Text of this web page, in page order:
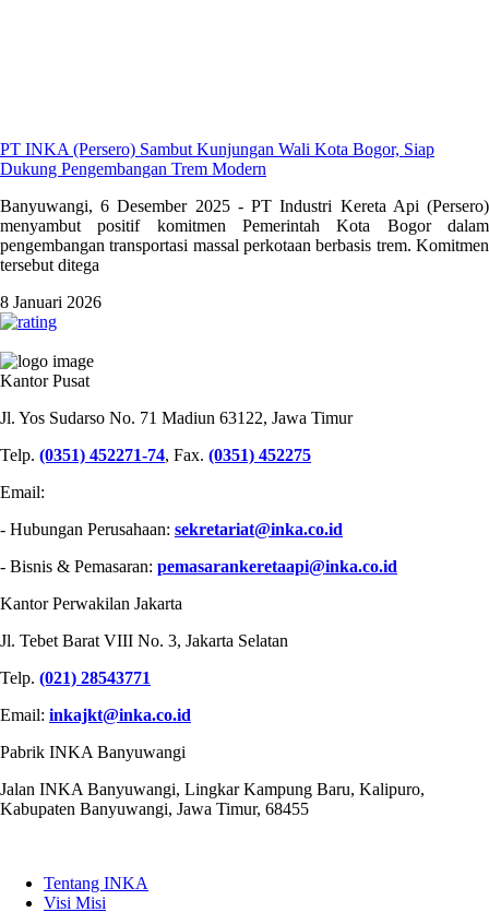
PT INKA (Persero) Sambut Kunjungan Wali Kota Bogor, Siap
Dukung Pengembangan Trem Modern
Banyuwangi, 6 Desember 2025 - PT Industri Kereta Api (Persero)
menyambut positif komitmen Pemerintah Kota Bogor dalam
pengembangan transportasi massal perkotaan berbasis trem. Komitmen
tersebut ditega
8 Januari 2026
Kantor Pusat
Jl. Yos Sudarso No. 71 Madiun 63122, Jawa Timur
Telp. (0351) 452271-74, Fax. (0351) 452275
Email:
- Hubungan Perusahaan: sekretariat@inka.co.id
- Bisnis & Pemasaran: pemasarankeretaapi@inka.co.id
Kantor Perwakilan Jakarta
Jl. Tebet Barat VIII No. 3, Jakarta Selatan
Telp. (021) 28543771
Email: inkajkt@inka.co.id
Pabrik INKA Banyuwangi
Jalan INKA Banyuwangi, Lingkar Kampung Baru, Kalipuro,
Kabupaten Banyuwangi, Jawa Timur, 68455
Tentang INKA
Visi Misi